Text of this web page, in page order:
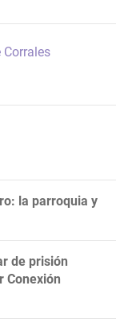
Corrales
la parroquia y
de prisión
Conexión